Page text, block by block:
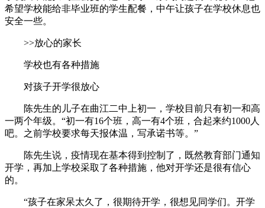
希望学校能给非毕业班的学生配餐，中午让孩子在学校休息也
安全一些。
>>放心的家长
学校也有各种措施
对孩子开学很放心
陈先生的儿子在曲江二中上初一，学校目前只有初一和高
一两个年级。“初一有16个班，高一有4个班，合起来约1000人
吧。之前学校要求每天报体温，写承诺书等。”
陈先生说，疫情现在基本得到控制了，既然教育部门通知
开学，再加上学校采取了各种措施，他对开学还是很有信心
的。
“孩子在家呆太久了，很期待开学，很想见同学们。开学